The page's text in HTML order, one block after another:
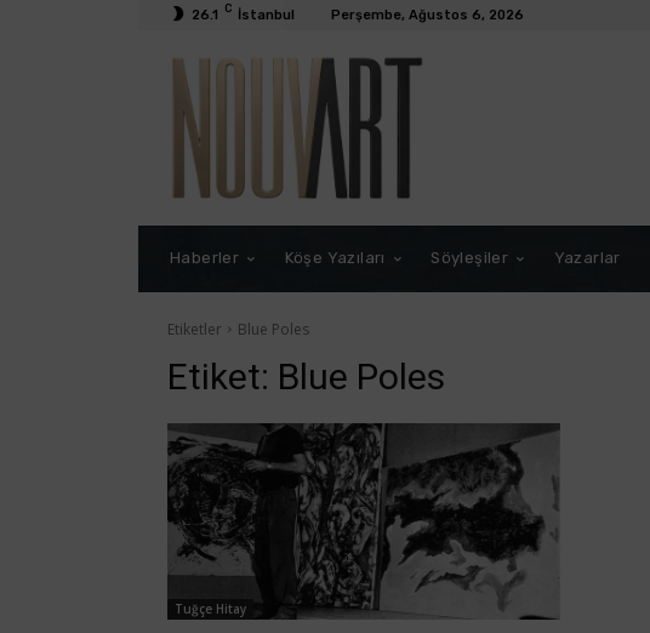
26.1 C İstanbul Perşembe, Ağustos 6, 2026
Haberler Köşe Yazıları Söyleşiler Yazarlar
Etiketler Blue Poles
Etiket: Blue Poles
Tuğçe Hitay